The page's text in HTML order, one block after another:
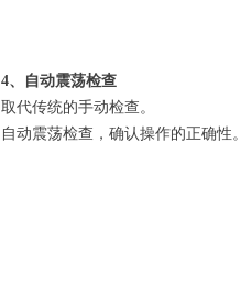
4、自动震荡检查
取代传统的手动检查。
自动震荡检查，确认操作的正确性。